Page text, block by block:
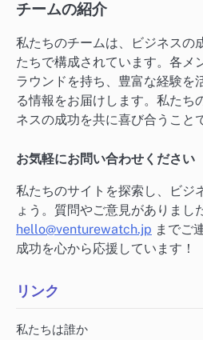
チームの紹介
私たちのチームは、ビジネスの
たちで構成されています。各メ
ラウンドを持ち、豊富な経験を
る情報をお届けします。私たち
ネスの成功を共に喜び合うこと
お気軽にお問い合わせください
私たちのサイトを探索し、ビジ
ょう。質問やご意見がありまし
hello@venturewatch.jp までご
成功を心から応援しています！
リンク
私たちは誰か